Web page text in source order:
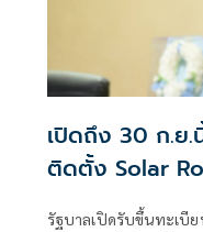
เปิดถึง 30 ก.ย.
ติดตั้ง Solar
รัฐบาลเปิดรับขึ้นทะเบี